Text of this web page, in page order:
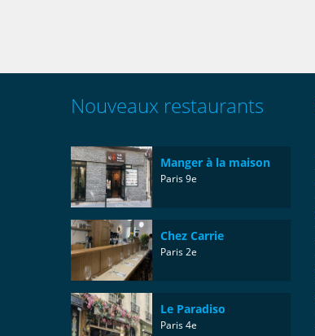
Nouveaux restaurants
Manger à la maison
Paris 9e
Chez Carrie
Paris 2e
Le Paradiso
Paris 4e